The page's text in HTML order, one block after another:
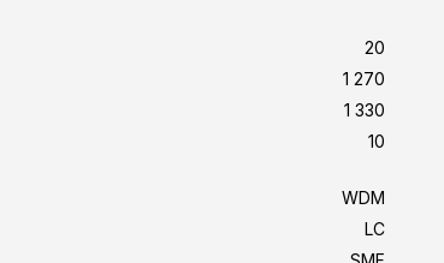
20
1 270
1 330
10
WDM
LC